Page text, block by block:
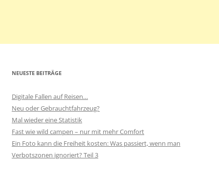
NEUESTE BEITRÄGE
Digitale Fallen auf Reisen…
Neu oder Gebrauchtfahrzeug?
Mal wieder eine Statistik
Fast wie wild campen – nur mit mehr Comfort
Ein Foto kann die Freiheit kosten: Was passiert, wenn man
Verbotszonen ignoriert? Teil 3